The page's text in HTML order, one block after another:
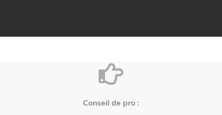
Conseil de pro :